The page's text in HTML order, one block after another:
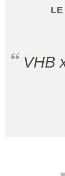
LE
VHB x Crolles: Forfait de